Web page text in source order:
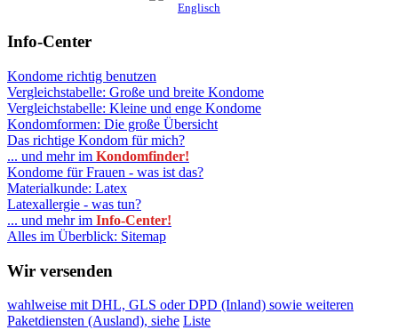
Englisch
Info-Center
Kondome richtig benutzen
Vergleichstabelle: Große und breite Kondome
Vergleichstabelle: Kleine und enge Kondome
Kondomformen: Die große Übersicht
Das richtige Kondom für mich?
... und mehr im Kondomfinder!
Kondome für Frauen - was ist das?
Materialkunde: Latex
Latexallergie - was tun?
... und mehr im Info-Center!
Alles im Überblick: Sitemap
Wir versenden
wahlweise mit DHL, GLS oder DPD (Inland) sowie weiteren
Paketdiensten (Ausland), siehe Liste